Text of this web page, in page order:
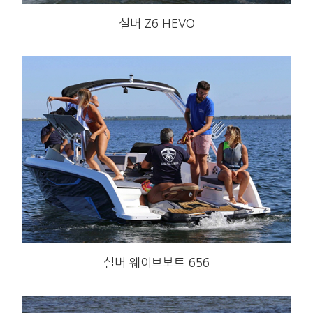
실버 Z6 HEVO
실버 웨이브보트 656